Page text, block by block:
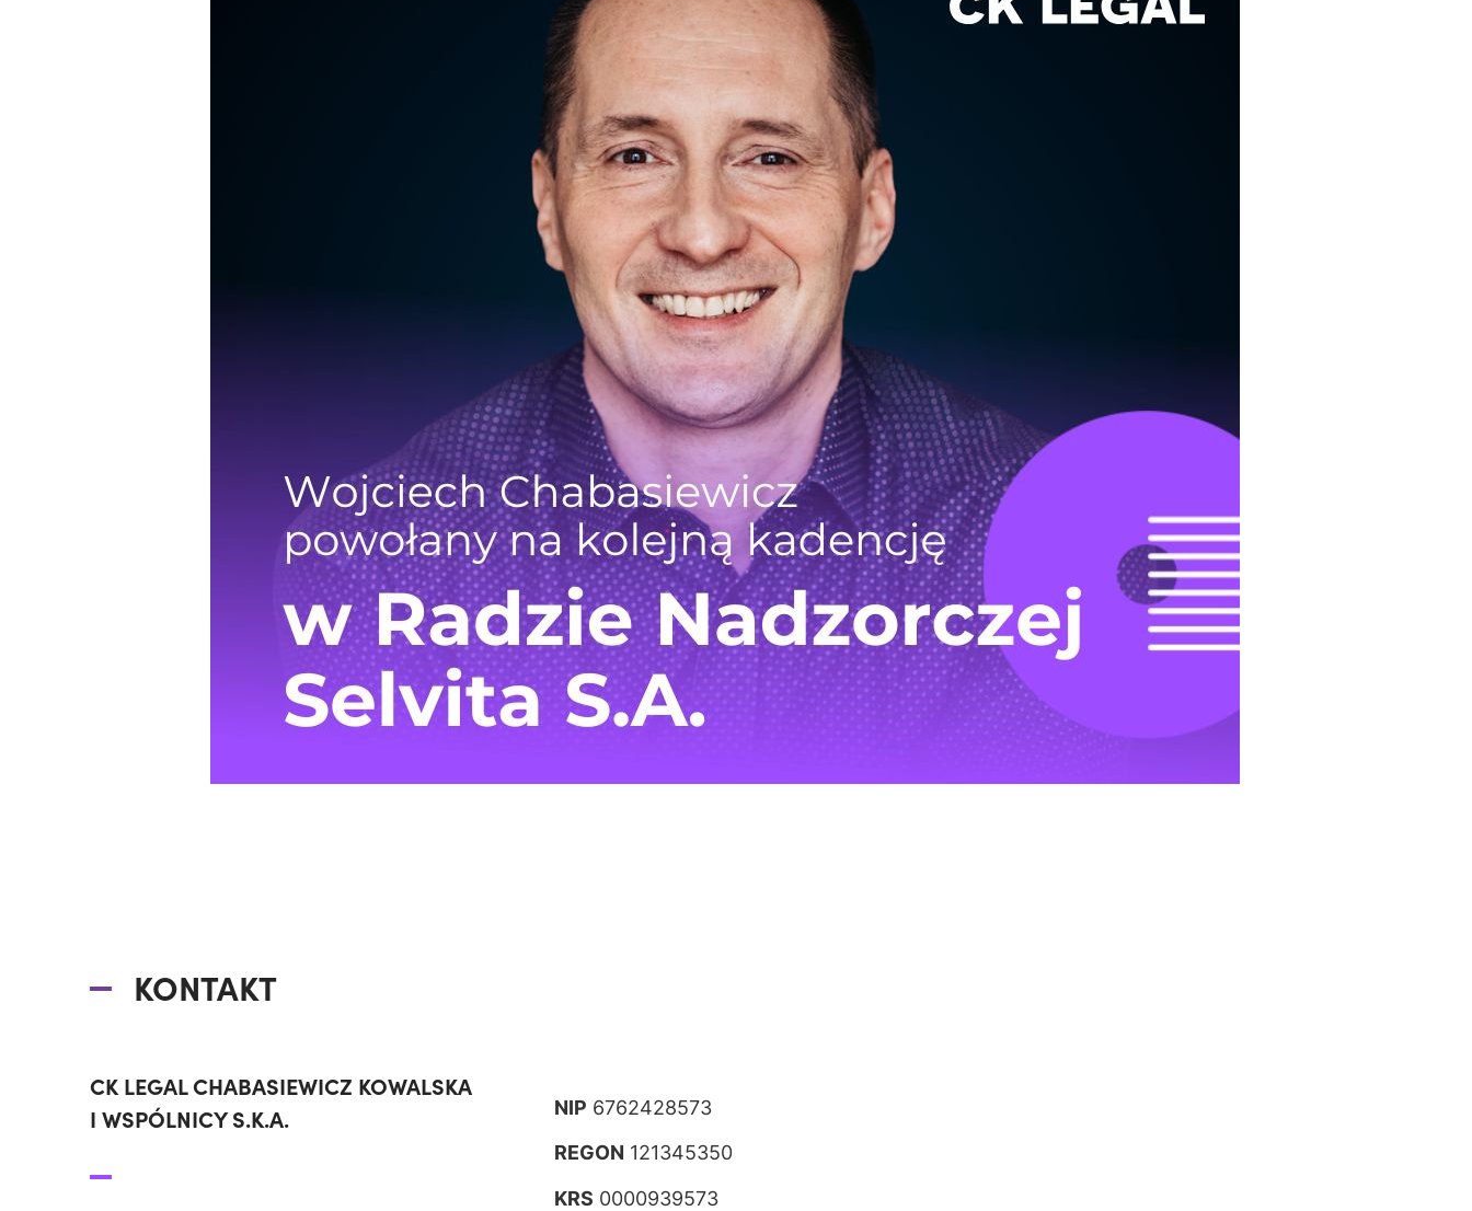
KONTAKT
CK LEGAL CHABASIEWICZ KOWALSKA
I WSPÓLNICY S.K.A.
NIP 6762428573
REGON 121345350
KRS 0000939573